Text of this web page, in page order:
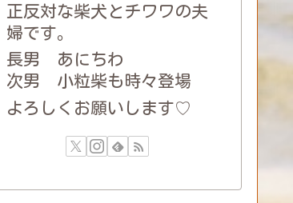
正反対な柴犬とチワワの夫
婦です。
長男 あにちわ
次男 小粒柴も時々登場
よろしくお願いします♡